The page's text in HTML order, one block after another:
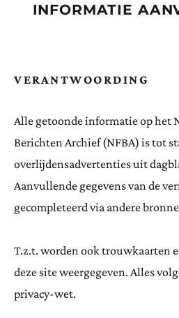
INFORMATIE
VERANTWOORDING
Alle getoonde informatie op het
Berichten Archief (NFBA) is tot
overlijdensadvertenties uit
Aanvullende gegevens van de
gecompleteerd via andere
T.z.t. worden ook trouwkaarten
deze site weergegeven. Alles
privacy-wet.